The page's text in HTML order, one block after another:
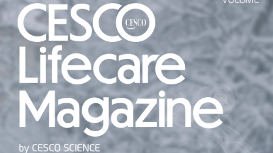
Magazine
by
CESCO